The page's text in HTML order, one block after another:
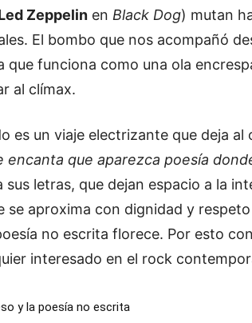
Zeppelin en Black Dog) mutan
El bombo que nos acompañó
que funciona como una ola
al clímax.
es un viaje electrizante que deja
encanta que aparezca poesía
sus letras, que dejan espacio a la
se aproxima con dignidad y
no escrita florece. Por esto
interesado en el rock
y la poesía no escrita